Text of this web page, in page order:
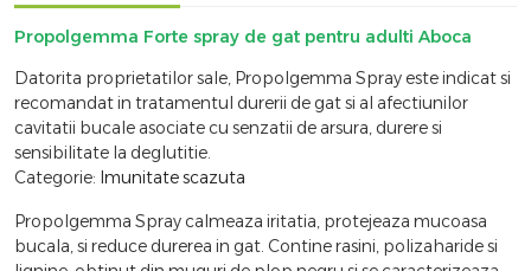
Propolgemma Forte spray de gat pentru adulti Aboca
Datorita proprietatilor sale, Propolgemma Spray este indicat si
recomandat in tratamentul durerii de gat si al afectiunilor
cavitatii bucale asociate cu senzatii de arsura, durere si
sensibilitate la deglutitie.
Categorie: Imunitate scazuta
Propolgemma Spray calmeaza iritatia, protejeaza mucoasa
bucala, si reduce durerea in gat. Contine rasini, polizaharide si